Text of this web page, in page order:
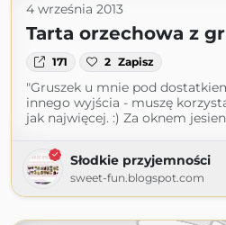
4 września 2013
Tarta orzechowa z
171 2 Zapisz
"Gruszek u mnie pod
innego wyjścia - muszę
jak najwięcej. :) Za oknem
Słodkie przyjemności
sweet-fun.blogspot.com